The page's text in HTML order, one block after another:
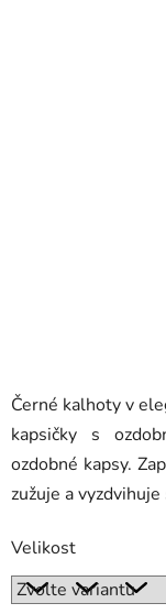
Černé kalhoty v
kapsičky s
ozdobné kapsy.
zužuje a
Velikost